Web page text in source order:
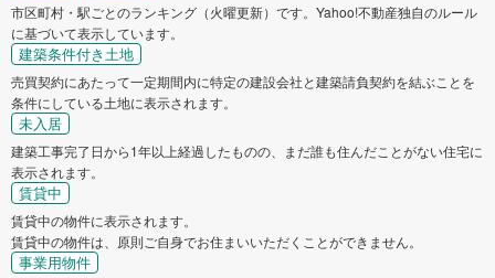
市区町村・駅ごとのランキング（火曜更新）です。Yahoo!不動産独自のルール
に基づいて表示しています。
建築条件付き土地
売買契約にあたって一定期間内に特定の建設会社と建築請負契約を結ぶことを
条件にしている土地に表示されます。
未入居
建築工事完了日から1年以上経過したものの、まだ誰も住んだことがない住宅に
表示されます。
賃貸中
賃貸中の物件に表示されます。
賃貸中の物件は、原則ご自身でお住まいいただくことができません。
事業用物件